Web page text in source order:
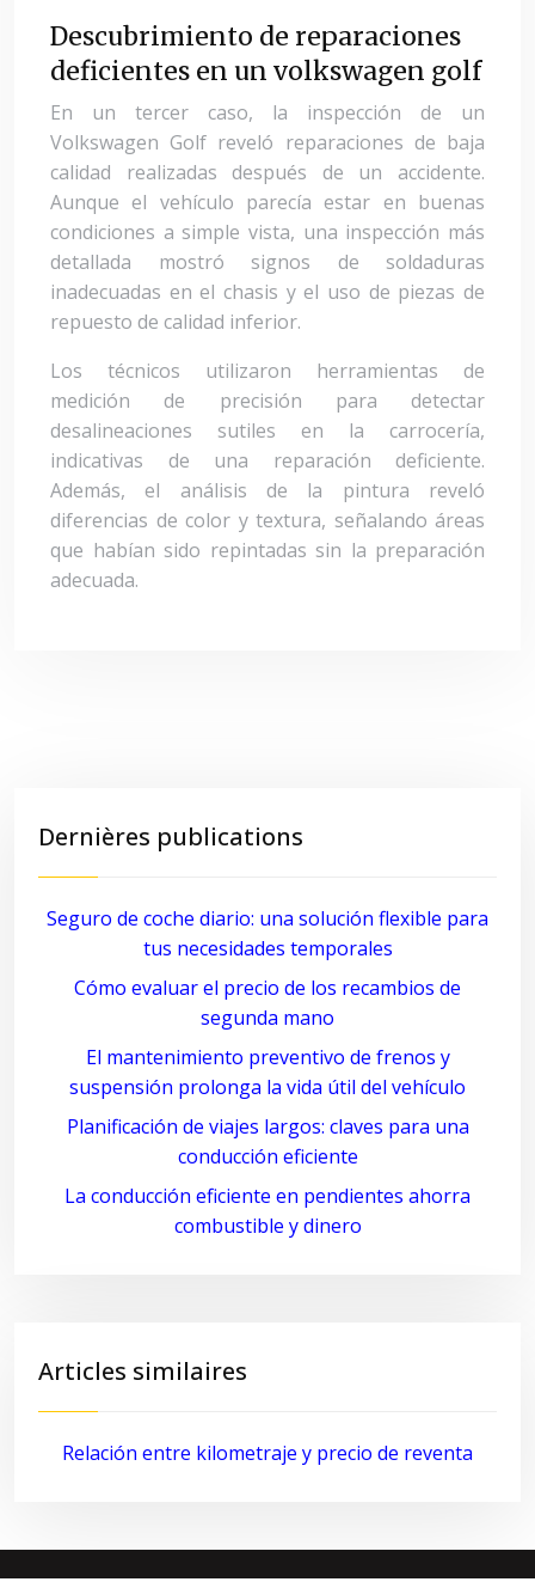
Descubrimiento de reparaciones
deficientes en un volkswagen golf
En un tercer caso, la inspección de un
Volkswagen Golf reveló reparaciones de baja
calidad realizadas después de un accidente.
Aunque el vehículo parecía estar en buenas
condiciones a simple vista, una inspección más
detallada mostró signos de soldaduras
inadecuadas en el chasis y el uso de piezas de
repuesto de calidad inferior.
Los técnicos utilizaron herramientas de
medición de precisión para detectar
desalineaciones sutiles en la carrocería,
indicativas de una reparación deficiente.
Además, el análisis de la pintura reveló
diferencias de color y textura, señalando áreas
que habían sido repintadas sin la preparación
adecuada.
Dernières publications
Seguro de coche diario: una solución flexible para
tus necesidades temporales
Cómo evaluar el precio de los recambios de
segunda mano
El mantenimiento preventivo de frenos y
suspensión prolonga la vida útil del vehículo
Planificación de viajes largos: claves para una
conducción eficiente
La conducción eficiente en pendientes ahorra
combustible y dinero
Articles similaires
Relación entre kilometraje y precio de reventa